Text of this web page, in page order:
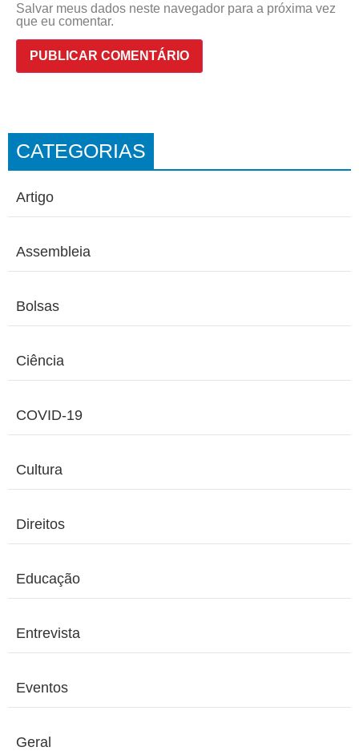
Salvar meus dados neste navegador para a próxima vez
que eu comentar.
CATEGORIAS
Artigo
Assembleia
Bolsas
Ciência
COVID-19
Cultura
Direitos
Educação
Entrevista
Eventos
Geral